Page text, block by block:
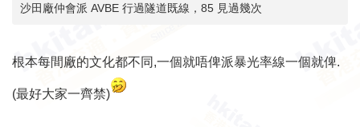
沙田廠仲會派 AVBE 行過隧道既線，85 見過幾次
根本每間廠的文化都不同,一個就唔俾派暴光率線一個就俾.
(最好大家一齊禁)